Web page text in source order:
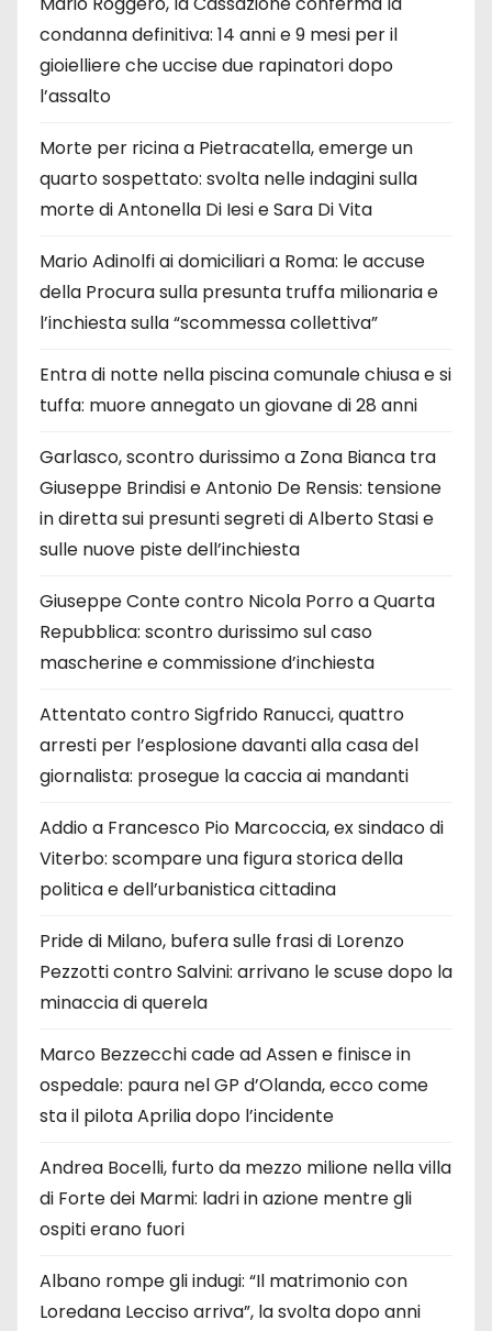
condanna definitiva: 14 anni e 9 mesi per il
gioielliere che uccise due rapinatori dopo
l’assalto
Morte per ricina a Pietracatella, emerge un
quarto sospettato: svolta nelle indagini sulla
morte di Antonella Di Iesi e Sara Di Vita
Mario Adinolfi ai domiciliari a Roma: le accuse
della Procura sulla presunta truffa milionaria e
l’inchiesta sulla “scommessa collettiva”
Entra di notte nella piscina comunale chiusa e si
tuffa: muore annegato un giovane di 28 anni
Garlasco, scontro durissimo a Zona Bianca tra
Giuseppe Brindisi e Antonio De Rensis: tensione
in diretta sui presunti segreti di Alberto Stasi e
sulle nuove piste dell’inchiesta
Giuseppe Conte contro Nicola Porro a Quarta
Repubblica: scontro durissimo sul caso
mascherine e commissione d’inchiesta
Attentato contro Sigfrido Ranucci, quattro
arresti per l’esplosione davanti alla casa del
giornalista: prosegue la caccia ai mandanti
Addio a Francesco Pio Marcoccia, ex sindaco di
Viterbo: scompare una figura storica della
politica e dell’urbanistica cittadina
Pride di Milano, bufera sulle frasi di Lorenzo
Pezzotti contro Salvini: arrivano le scuse dopo la
minaccia di querela
Marco Bezzecchi cade ad Assen e finisce in
ospedale: paura nel GP d’Olanda, ecco come
sta il pilota Aprilia dopo l’incidente
Andrea Bocelli, furto da mezzo milione nella villa
di Forte dei Marmi: ladri in azione mentre gli
ospiti erano fuori
Albano rompe gli indugi: “Il matrimonio con
Loredana Lecciso arriva”, la svolta dopo anni